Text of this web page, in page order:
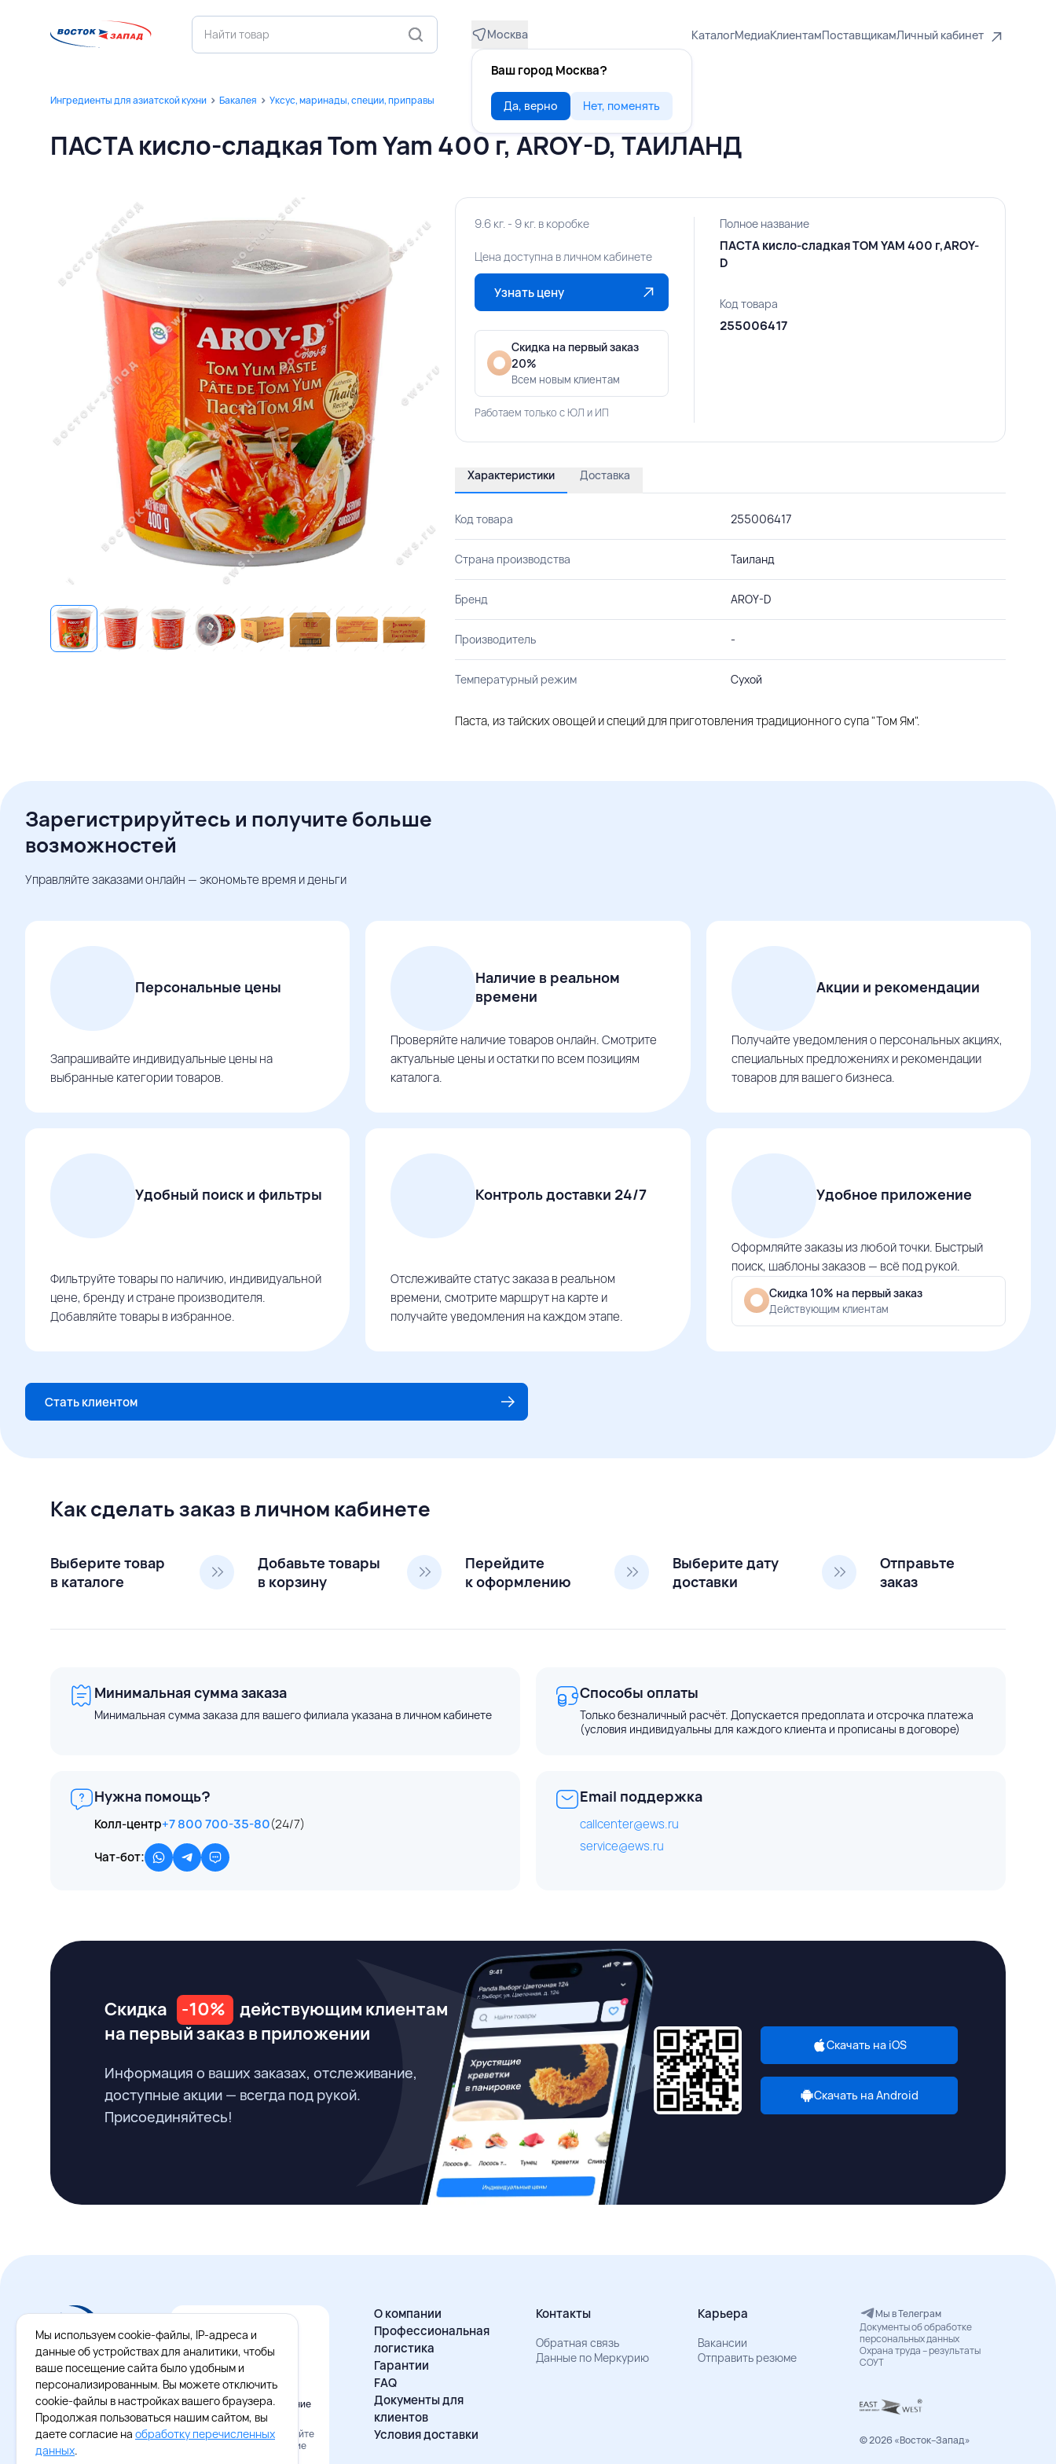
Москва
Ваш город Москва?
Да, верно Нет, поменять
КаталогМедиаКлиентамПоставщикамЛичный кабинет
Ингредиенты для азиатской кухни Бакалея Уксус, маринады, специи, приправы
ПАСТА кисло-сладкая Tom Yam 400 г, AROY-D, ТАИЛАНД
9.6 кг. - 9 кг. в коробке
Цена доступна в личном кабинете
Узнать цену
Скидка на первый заказ
20%
Всем новым клиентам
Работаем только с ЮЛ и ИП
Полное название
ПАСТА кисло-сладкая TOM YAM 400 г,AROY-
D
Код товара
255006417
Характеристики Доставка
Код товара 255006417
Страна производства Таиланд
Бренд AROY-D
Производитель -
Температурный режим Сухой
Паста, из тайских овощей и специй для приготовления традиционного супа "Том Ям".
Зарегистрируйтесь и получите больше
возможностей
Управляйте заказами онлайн — экономьте время и деньги
Персональные цены
Запрашивайте индивидуальные цены на
выбранные категории товаров.
Наличие в реальном
времени
Проверяйте наличие товаров онлайн. Смотрите
актуальные цены и остатки по всем позициям
каталога.
Акции и рекомендации
Получайте уведомления о персональных акциях,
специальных предложениях и рекомендации
товаров для вашего бизнеса.
Удобный поиск и фильтры
Фильтруйте товары по наличию, индивидуальной
цене, бренду и стране производителя.
Добавляйте товары в избранное.
Контроль доставки 24/7
Отслеживайте статус заказа в реальном
времени, смотрите маршрут на карте и
получайте уведомления на каждом этапе.
Удобное приложение
Оформляйте заказы из любой точки. Быстрый
поиск, шаблоны заказов — всё под рукой.
Скидка 10% на первый заказ
Действующим клиентам
Стать клиентом
Как сделать заказ в личном кабинете
Выберите товар
в каталоге
Добавьте товары
в корзину
Перейдите
к оформлению
Выберите дату
доставки
Отправьте
заказ
Минимальная сумма заказа
Минимальная сумма заказа для вашего филиала указана в личном кабинете
Способы оплаты
Только безналичный расчёт. Допускается предоплата и отсрочка платежа
(условия индивидуальны для каждого клиента и прописаны в договоре)
Нужна помощь?
Колл-центр+7 800 700-35-80(24/7)
Чат-бот:
Email поддержка
callcenter@ews.ru
service@ews.ru
Скидка -10%
действующим клиентам
на первый заказ в приложении
Информация о ваших заказах, отслеживание,
доступные акции — всегда под рукой.
Присоединяйтесь!
Скачать на iOS
Скачать на Android
Официальное приложение
Восток - Запад
Наведите камеру и скачайте
бесплатное приложение
О компании
Профессиональная
логистика
Гарантии
FAQ
Документы для
клиентов
Условия доставки
Контакты
Обратная связь
Данные по Меркурию
Карьера
Вакансии
Отправить резюме
Мы в Телеграм
Документы об обработке
персональных данных
Охрана труда – результаты
СОУТ
© 2026 «Восток–Запад»
Мы используем cookie-файлы, IP-адреса и
данные об устройствах для аналитики, чтобы
ваше посещение сайта было удобным и
персонализированным. Вы можете отключить
cookie-файлы в настройках вашего браузера.
Продолжая пользоваться нашим сайтом, вы
даете согласие на обработку перечисленных
данных.